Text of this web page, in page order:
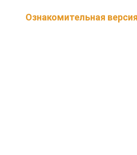
Ознакомительная